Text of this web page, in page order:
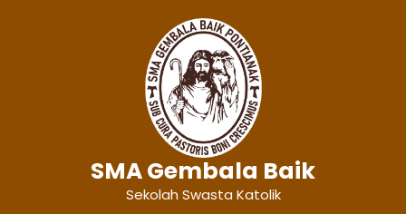
SMA Gembala Baik
Sekolah Swasta Katolik